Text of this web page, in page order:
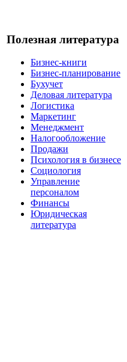
Полезная литература
Бизнес-книги
Бизнес-планирование
Бухучет
Деловая литература
Логистика
Маркетинг
Менеджмент
Налогообложение
Продажи
Психология в бизнесе
Социология
Управление
персоналом
Финансы
Юридическая
литература